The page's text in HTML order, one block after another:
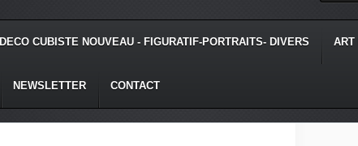
CUBISTE NOUVEAU - FIGURATIF-PORTRAITS- DIVERS ART
NEWSLETTER CONTACT